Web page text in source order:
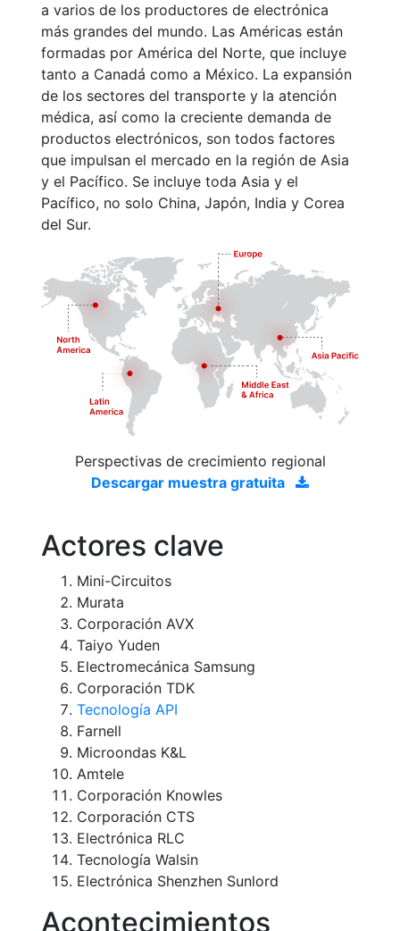
a varios de los productores de electrónica
más grandes del mundo. Las Américas están
formadas por América del Norte, que incluye
tanto a Canadá como a México. La expansión
de los sectores del transporte y la atención
médica, así como la creciente demanda de
productos electrónicos, son todos factores
que impulsan el mercado en la región de Asia
y el Pacífico. Se incluye toda Asia y el
Pacífico, no solo China, Japón, India y Corea
del Sur.
Perspectivas de crecimiento regional
Descargar muestra gratuita
Actores clave
Mini-Circuitos
Murata
Corporación AVX
Taiyo Yuden
Electromecánica Samsung
Corporación TDK
Tecnología API
Farnell
Microondas K&L
Amtele
Corporación Knowles
Corporación CTS
Electrónica RLC
Tecnología Walsin
Electrónica Shenzhen Sunlord
Acontecimientos